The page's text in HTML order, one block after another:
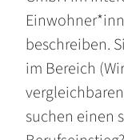
beschreiben.
im Bereich
suchen einen